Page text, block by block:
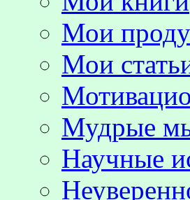
Мои
Мои
Мудрые
Научные